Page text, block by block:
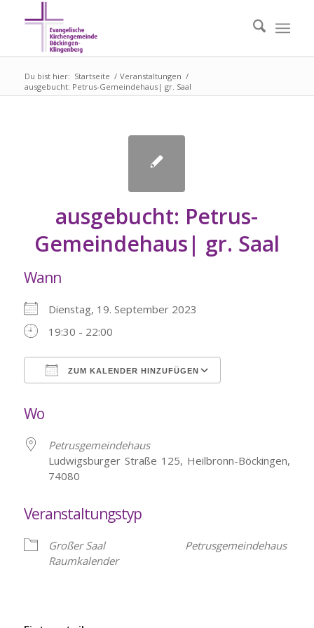
Du bist hier: Startseite / Veranstaltungen /
ausgebucht: Petrus-Gemeindehaus| gr. Saal
ausgebucht: Petrus-
Gemeindehaus| gr. Saal
Wann
Dienstag, 19. September 2023
19:30 - 22:00
ZUM KALENDER HINZUFÜGEN
Wo
Petrusgemeindehaus
Ludwigsburger Straße 125, Heilbronn-Böckingen,
74080
Veranstaltungstyp
Großer Saal
Petrusgemeindehaus
Raumkalender